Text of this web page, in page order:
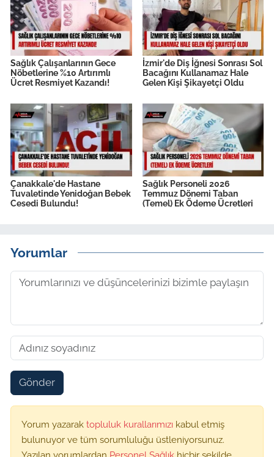
Sağlık Çalışanlarının Gece
Nöbetlerine %10 Artırımlı
Ücret Resmiyet Kazandı!
İzmir'de Diş İğnesi Sonrası Sol
Bacağını Kullanamaz Hale
Gelen Kişi Şikayetçi Oldu
Çanakkale'de Hastane
Tuvaletinde Yenidoğan Bebek
Cesedi Bulundu!
Sağlık Personeli 2026
Temmuz Dönemi Taban
(Temel) Ek Ödeme Ücretleri
Yorumlar
Gönder
Yorum yazarak topluluk kurallarımızı kabul etmiş
bulunuyor ve tüm sorumluluğu üstleniyorsunuz.
Yazılan yorumlardan Personel Sağlık hiçbir şekilde